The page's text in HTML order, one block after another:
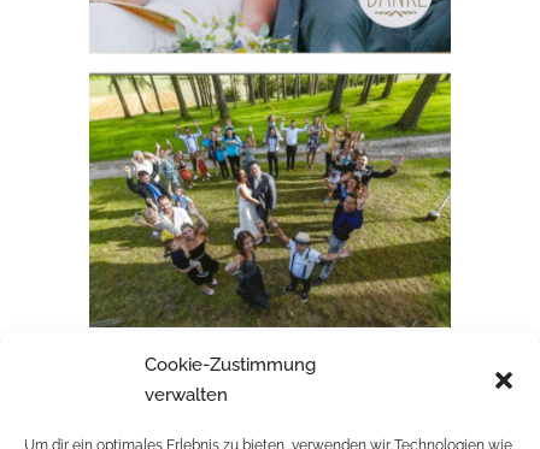
Cookie-Zustimmung
verwalten
Um dir ein optimales Erlebnis zu bieten, verwenden wir Technologien wie
CONNY & MUCH